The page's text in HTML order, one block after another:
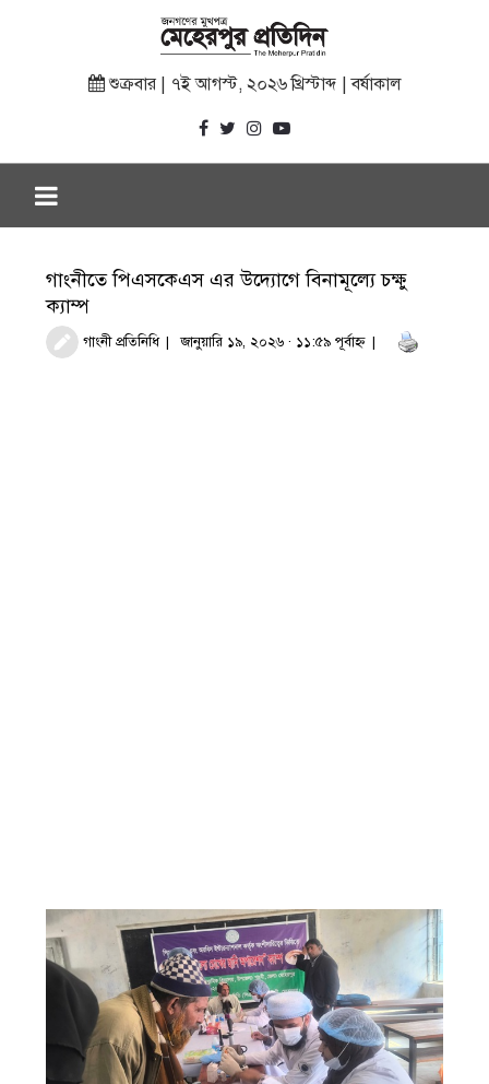
শুক্রবার | ৭ই আগস্ট, ২০২৬ খ্রিস্টাব্দ | বর্ষাকাল
গাংনীতে পিএসকেএস এর উদ্যোগে বিনামূল্যে চক্ষু
ক্যাম্প
গাংনী প্রতিনিধি জানুয়ারি ১৯, ২০২৬ · ১১:৫৯ পূর্বাহ্ণ